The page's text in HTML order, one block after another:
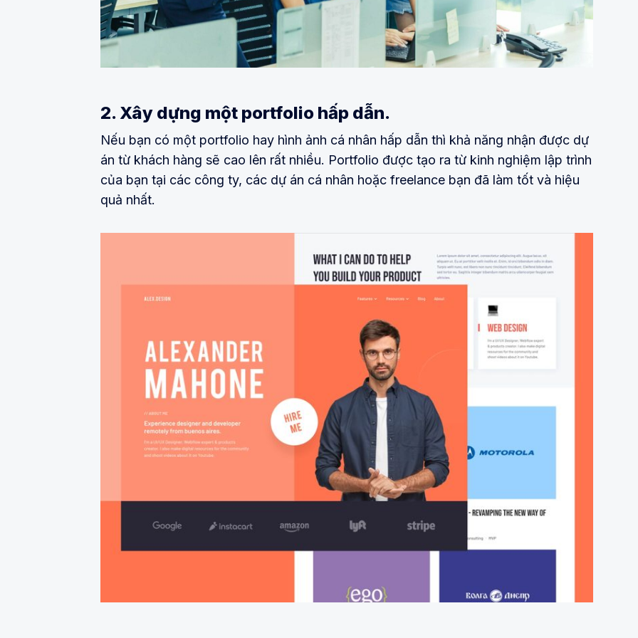
2. Xây dựng một portfolio hấp dẫn.
Nếu bạn có một portfolio hay hình ảnh cá nhân hấp dẫn thì khả năng nhận được dự
án từ khách hàng sẽ cao lên rất nhiều. Portfolio được tạo ra từ kinh nghiệm lập trình
của bạn tại các công ty, các dự án cá nhân hoặc freelance bạn đã làm tốt và hiệu
quả nhất.